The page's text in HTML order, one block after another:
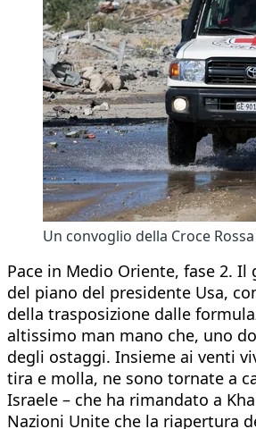
Un convoglio della Croce
Pace in Medio Oriente, fase 2.
del piano del presidente Usa,
della trasposizione dalle
altissimo man mano che, uno
degli ostaggi. Insieme ai venti
tira e molla, ne sono tornate a
Israele – che ha rimandato a
Nazioni Unite che la riapertura